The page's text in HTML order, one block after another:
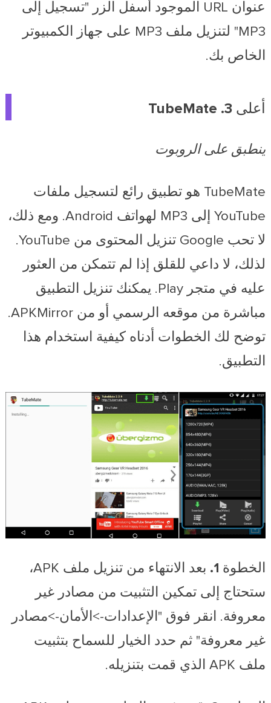
عنوان URL الموجود أسفل الزر "تسجيل إلى
MP3" لتنزيل ملف MP3 على جهاز الكمبيوتر
الخاص بك.
أعلى 3. TubeMate
ينطبق على الروبوت
TubeMate هو تطبيق رائع لتسجيل ملفات
YouTube إلى MP3 لهواتف Android. ومع ذلك،
لا تحب Google تنزيل المحتوى من YouTube.
لذلك، لا داعي للقلق إذا لم تتمكن من العثور
عليه في متجر Play. يمكنك تنزيل التطبيق
مباشرة من موقعه الرسمي أو من APKMirror.
توضح لك الخطوات أدناه كيفية استخدام هذا
التطبيق.
الخطوة 1.
بعد الانتهاء من تنزيل ملف APK،
ستحتاج إلى تمكين التثبيت من مصادر غير
معروفة. انقر فوق "الإعدادات->الأمان->مصادر
غير معروفة" ثم حدد الخيار للسماح بتثبيت
ملف APK الذي قمت بتنزيله.